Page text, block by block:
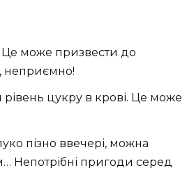
Це може призвести до
неприємно!
цукру в крові. Це може
пізно ввечері, можна
Непотрібні пригоди серед